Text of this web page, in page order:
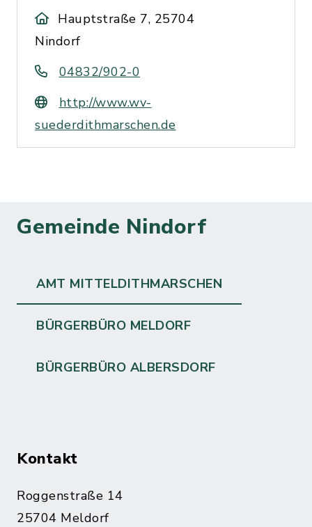
Hauptstraße 7, 25704
Nindorf
04832/902-0
http://www.wv-
suederdithmarschen.de
Gemeinde Nindorf
AMT MITTELDITHMARSCHEN
BÜRGERBÜRO MELDORF
BÜRGERBÜRO ALBERSDORF
Kontakt
Roggenstraße 14
25704 Meldorf